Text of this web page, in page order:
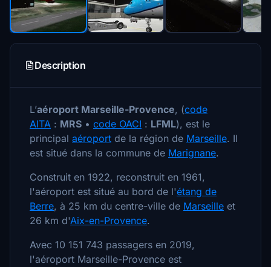
Description
L’aéroport Marseille-Provence, (code
AITA : MRS • code OACI : LFML), est le
principal aéroport de la région de Marseille. Il
est situé dans la commune de Marignane.
Construit en 1922, reconstruit en 1961,
l'aéroport est situé au bord de l'étang de
Berre, à 25 km du centre-ville de Marseille et
26 km d'Aix-en-Provence.
Avec 10 151 743 passagers en 2019,
l'aéroport Marseille-Provence est